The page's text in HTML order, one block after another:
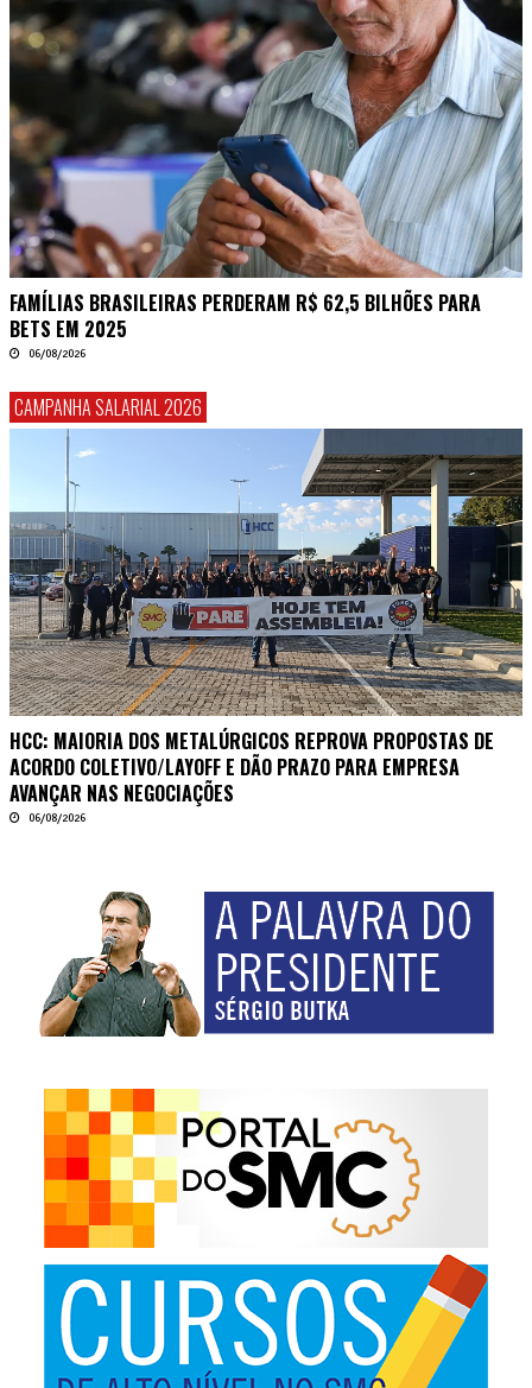
FAMÍLIAS BRASILEIRAS PERDERAM R$ 62,5 BILHÕES PARA
BETS EM 2025
06/08/2026
CAMPANHA SALARIAL 2026
HCC: MAIORIA DOS METALÚRGICOS REPROVA PROPOSTAS DE
ACORDO COLETIVO/LAYOFF E DÃO PRAZO PARA EMPRESA
AVANÇAR NAS NEGOCIAÇÕES
06/08/2026